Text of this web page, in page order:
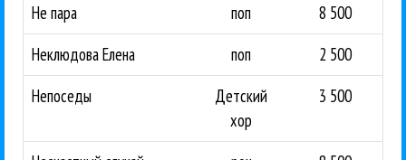
Не пара
поп
8 500
Неклюдова Елена
поп
2 500
Непоседы
Детский
хор
3 500